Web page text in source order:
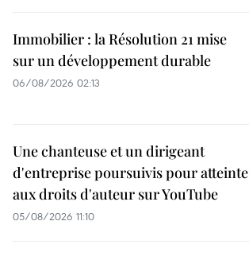
Immobilier : la Résolution 21 mise
sur un développement durable
06/08/2026 02:13
Une chanteuse et un dirigeant
d'entreprise poursuivis pour atteinte
aux droits d'auteur sur YouTube
05/08/2026 11:10